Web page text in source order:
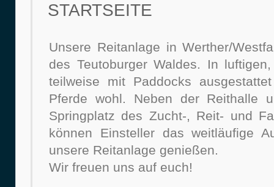
STARTSEITE
Unsere Reitanlage in Werther/
des Teutoburger Waldes. In
teilweise mit Paddocks
Pferde wohl. Neben der Reithalle
Springplatz des Zucht-, Reit- und
können Einsteller das weitläufige
unsere Reitanlage genießen.
Wir freuen uns auf euch!